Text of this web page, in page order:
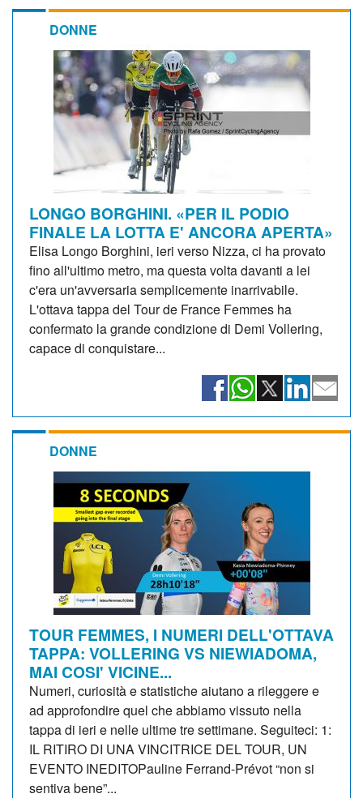
DONNE
LONGO BORGHINI. «PER IL PODIO
FINALE LA LOTTA E' ANCORA APERTA»
Elisa Longo Borghini, ieri verso Nizza, ci ha provato
fino all'ultimo metro, ma questa volta davanti a lei
c'era un'avversaria semplicemente inarrivabile.
L'ottava tappa del Tour de France Femmes ha
confermato la grande condizione di Demi Vollering,
capace di conquistare...
DONNE
TOUR FEMMES, I NUMERI DELL'OTTAVA
TAPPA: VOLLERING VS NIEWIADOMA,
MAI COSI' VICINE...
Numeri, curiosità e statistiche aiutano a rileggere e
ad approfondire quel che abbiamo vissuto nella
tappa di ieri e nelle ultime tre settimane. Seguiteci: 1:
IL RITIRO DI UNA VINCITRICE DEL TOUR, UN
EVENTO INEDITOPauline Ferrand-Prévot “non si
sentiva bene”...